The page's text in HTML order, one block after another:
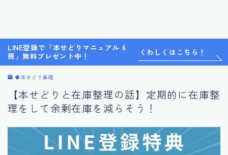
LINE登録で「本せどりマニュアル 6
冊」無料プレゼント中！
くわしくはこちら！
◆本せどり基礎
【本せどりと在庫整理の話】定期的に在庫整
理をして余剰在庫を減らそう！